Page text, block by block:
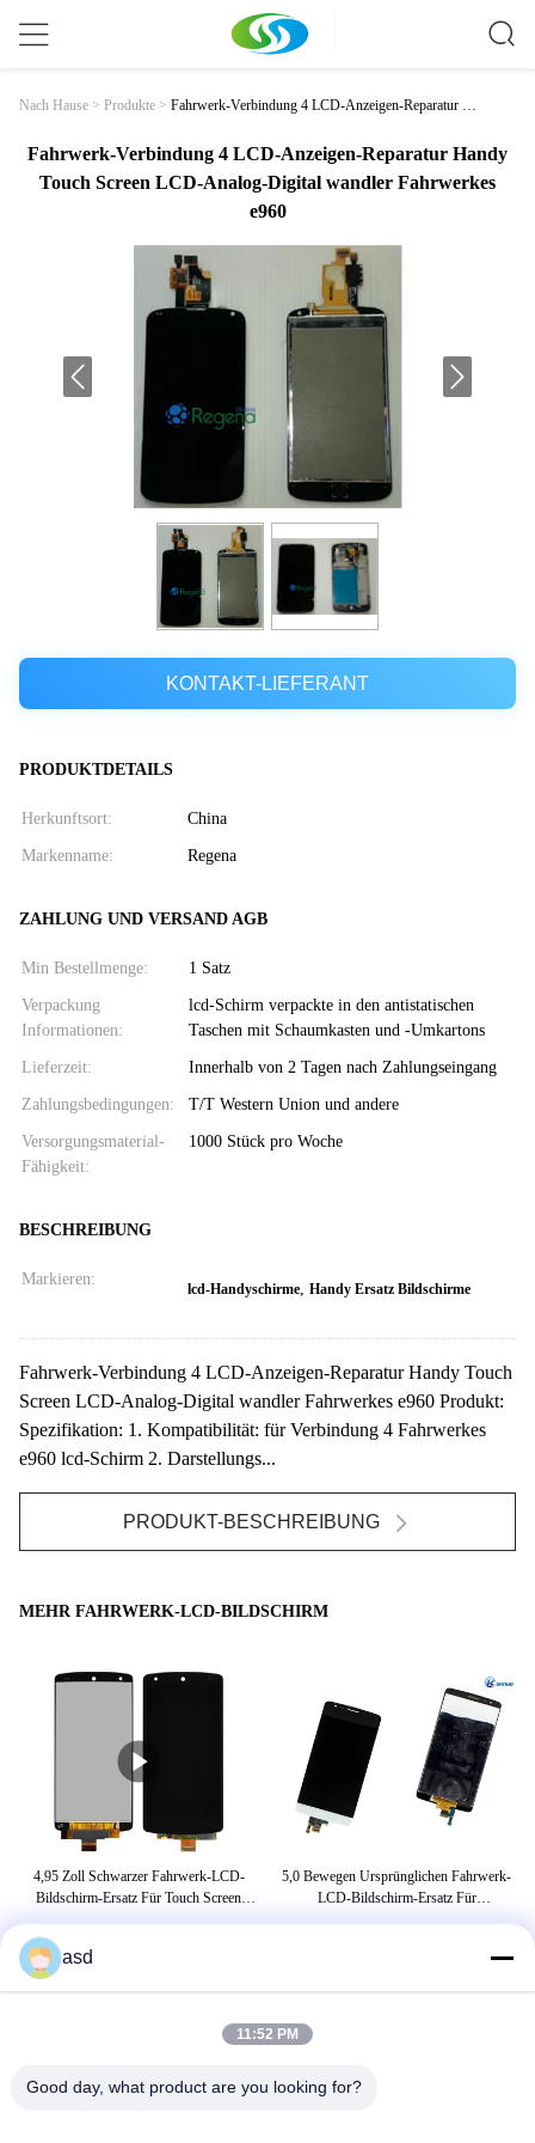
Nach Hause > Produkte > Fahrwerk-Verbindung 4 LCD-Anzeigen-Reparatur H
Fahrwerk-Verbindung 4 LCD-Anzeigen-Reparatur Handy
Touch Screen LCD-Analog-Digital wandler Fahrwerkes
e960
KONTAKT-LIEFERANT
PRODUKTDETAILS
Herkunftsort: China
Markenname: Regena
ZAHLUNG UND VERSAND AGB
Min Bestellmenge: 1 Satz
Verpackung
Informationen:
lcd-Schirm verpackte in den antistatischen
Taschen mit Schaumkasten und -Umkartons
Lieferzeit: Innerhalb von 2 Tagen nach Zahlungseingang
Zahlungsbedingungen: T/T Western Union und andere
Versorgungsmaterial-
Fähigkeit:
1000 Stück pro Woche
BESCHREIBUNG
Markieren:
lcd-Handyschirme, Handy Ersatz Bildschirme
Fahrwerk-Verbindung 4 LCD-Anzeigen-Reparatur Handy Touch
Screen LCD-Analog-Digital wandler Fahrwerkes e960 Produkt:
Spezifikation: 1. Kompatibilität: für Verbindung 4 Fahrwerkes
e960 lcd-Schirm 2. Darstellungs...
PRODUKT-BESCHREIBUNG
MEHR FAHRWERK-LCD-BILDSCHIRM
4,95 Zoll Schwarzer Fahrwerk-LCD-
Bildschirm-Ersatz Für Touch Screen
5,0 Bewegen Ursprünglichen Fahrwerk-
LCD-Bildschirm-Ersatz Für
UMBAUTEN
Handy Ersatz Bildschirme
asd
11:52 PM
Good day, what product are you looking for?